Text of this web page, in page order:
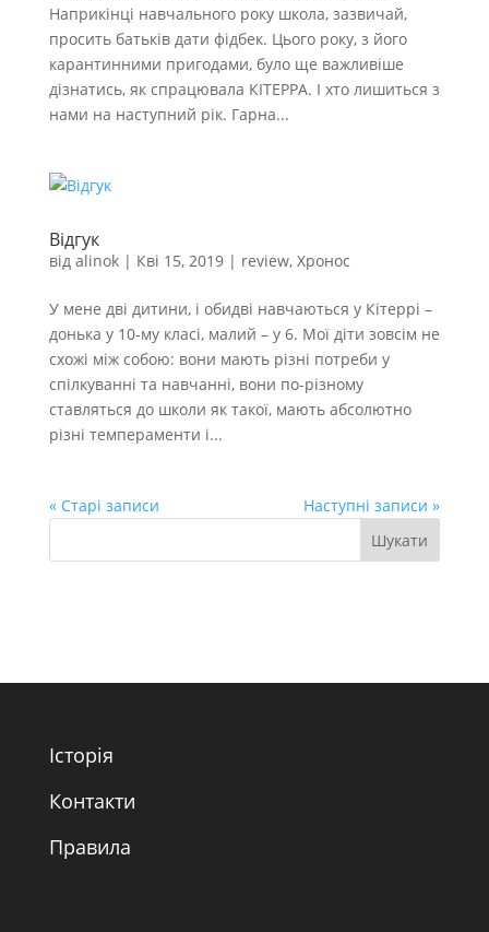
Наприкінці навчального року школа, зазвичай,
просить батьків дати фідбек. Цього року, з його
карантинними пригодами, було ще важливіше
дізнатись, як спрацювала КІТЕРРА. І хто лишиться з
нами на наступний рік. Гарна...
Відгук
від alinok| Кві 15, 2019| review, Хронос
У мене дві дитини, і обидві навчаються у Кітеррі –
донька у 10-му класі, малий – у 6. Мої діти зовсім не
схожі між собою: вони мають різні потреби у
спілкуванні та навчанні, вони по-різному
ставляться до школи як такої, мають абсолютно
різні темпераменти і...
« Старі записи Наступні записи »
Історія
Контакти
Правила